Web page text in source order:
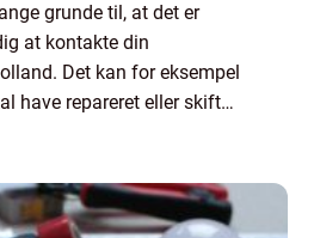
grunde til, at det er
at kontakte din
Det kan for eksempel
have repareret eller skiftet